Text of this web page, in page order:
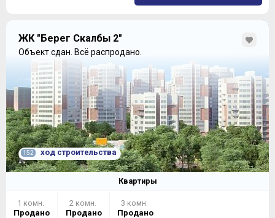
ЖК "Берег Скалбы 2"
Объект сдан. Всё распродано.
152 ход строительства
Квартиры
1 комн.
Продано
2 комн.
Продано
3 комн.
Продано